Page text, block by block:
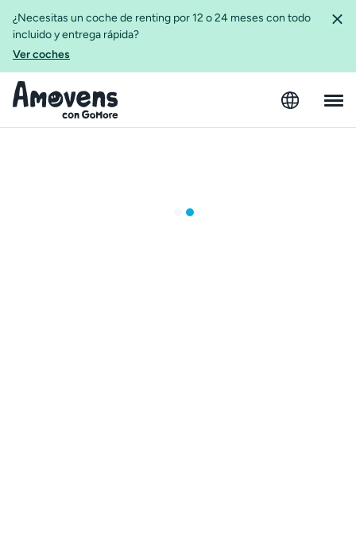
¿Necesitas un coche de renting por 12 o 24 meses con todo
incluido y entrega rápida?
Ver coches